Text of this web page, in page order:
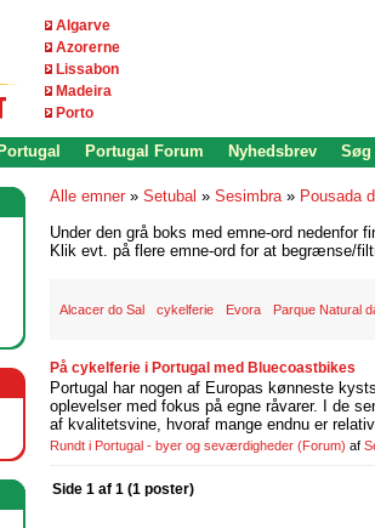
Algarve
Azorerne
Lissabon
Madeira
Porto
Portugal Forum Nyhedsbrev Søg
Alle emner » Setubal » Sesimbra» Pousada
Under den grå boks med emne-ord nedenfor
Klik evt. på flere emne-ord for at begrænse/
Alcacer do Sal cykelferie Evora Parque Natural
På cykelferie i Portugal med Bluecoastbikes
Portugal har nogen af Europas kønneste
oplevelser med fokus på egne råvarer. I de
af kvalitetsvine, hvoraf mange endnu er
Rundt i Portugal - byer og seværdigheder (Forum) af
Side 1 af 1 (1 poster)